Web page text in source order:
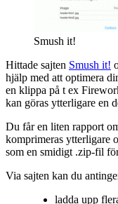
Smush it!
Hittade sajten Smush it!
hjälp med att optimera
en klippa på t ex
kan göras ytterligare en
Du får en liten rapport
komprimeras ytterligare
som en smidigt .zip-fil
Via sajten kan du
ladda upp